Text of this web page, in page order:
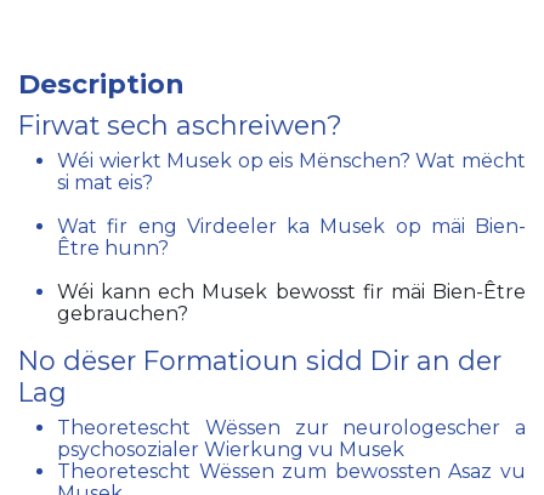
Description
Firwat sech aschreiwen?
Wéi wierkt Musek op eis Mënschen? Wat mëcht
si mat eis?
Wat fir eng Virdeeler ka Musek op mäi Bien-
Être hunn?
Wéi kann ech Musek bewosst fir mäi Bien-Être
gebrauchen?
No dëser Formatioun sidd Dir an der
Lag
Theoretescht Wëssen zur neurologescher a
psychosozialer Wierkung vu Musek
Theoretescht Wëssen zum bewossten Asaz vu